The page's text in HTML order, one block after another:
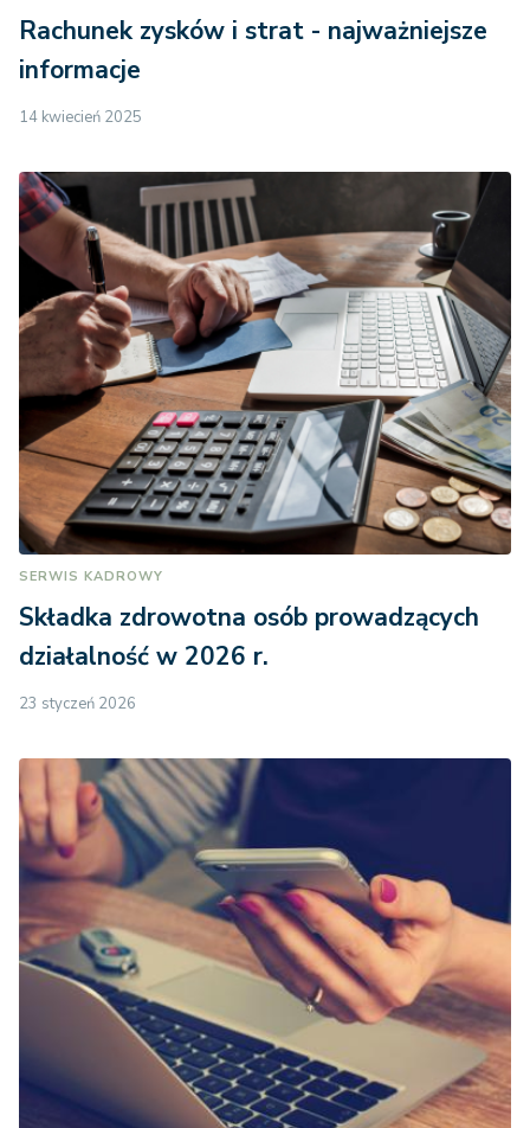
Rachunek zysków i strat - najważniejsze
informacje
14 kwiecień 2025
SERWIS KADROWY
Składka zdrowotna osób prowadzących
działalność w 2026 r.
23 styczeń 2026